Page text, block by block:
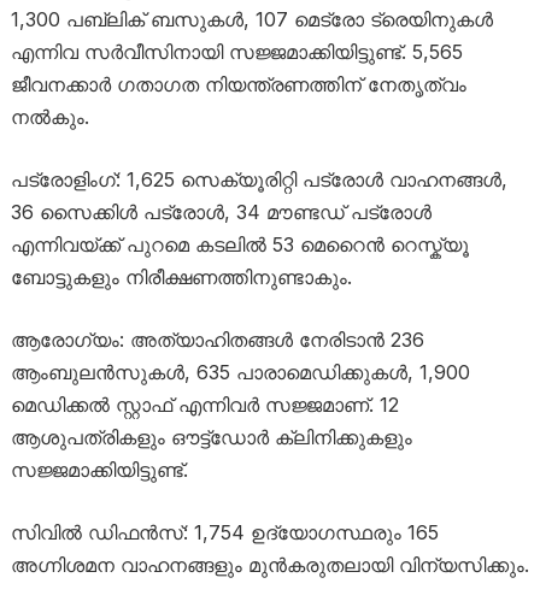
1,300 പബ്ലിക് ബസുകൾ, 107 മെട്രോ ട്രെയിനുകൾ
എന്നിവ സർവീസിനായി സജ്ജമാക്കിയിട്ടുണ്ട്. 5,565
ജീവനക്കാർ ഗതാഗത നിയന്ത്രണത്തിന് നേതൃത്വം
നൽകും.
പട്രോളിംഗ്: 1,625 സെക്യൂരിറ്റി പട്രോൾ വാഹനങ്ങൾ,
36 സൈക്കിൾ പട്രോൾ, 34 മൗണ്ടഡ് പട്രോൾ
എന്നിവയ്ക്ക് പുറമെ കടലിൽ 53 മെറൈൻ റെസ്ക്യൂ
ബോട്ടുകളും നിരീക്ഷണത്തിനുണ്ടാകും.
ആരോഗ്യം: അത്യാഹിതങ്ങൾ നേരിടാൻ 236
ആംബുലൻസുകൾ, 635 പാരാമെഡിക്കുകൾ, 1,900
മെഡിക്കൽ സ്റ്റാഫ് എന്നിവർ സജ്ജമാണ്. 12
ആശുപത്രികളും ഔട്ട്‌ഡോർ ക്ലിനിക്കുകളും
സജ്ജമാക്കിയിട്ടുണ്ട്.
സിവിൽ ഡിഫൻസ്: 1,754 ഉദ്യോഗസ്ഥരും 165
അഗ്നിശമന വാഹനങ്ങളും മുൻകരുതലായി വിന്യസിക്കും.